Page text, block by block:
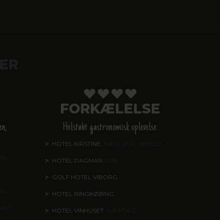
FORKÆLELSE
Helstøbt gastronomisk oplevelse
HOTEL KIRSTINE
HOTEL DAGMAR
GOLF HOTEL VIBORG
HOTEL RINGKØBING
HOTEL VINHUSET